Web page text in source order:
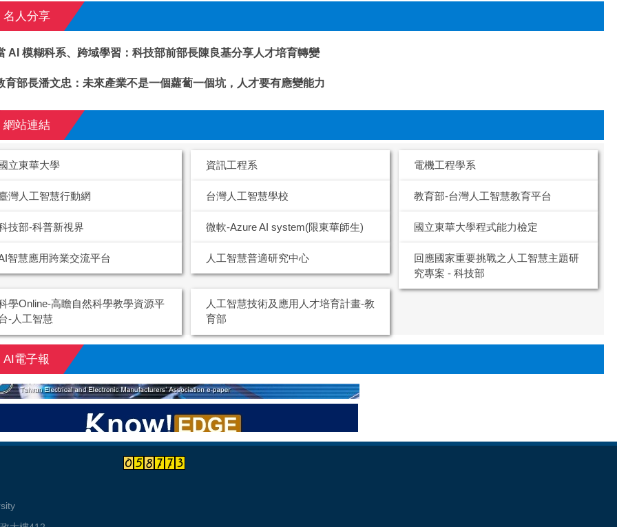
名人分享
AI 模糊科系、跨域學習：科技部前部長陳良基分享人才培育轉變
育部長潘文忠：未來產業不是一個蘿蔔一個坑，人才要有應變能力
網站連結
國立東華大學 資訊工程系 電機工程學系
灣人工智慧行動網 台灣人工智慧學校 教育部-台灣人工智慧教育平台
技部-科普新視界 微軟-Azure AI system(限東華師生) 國立東華大學程式能力檢定
智慧應用跨業交流平台 人工智慧普適研究中心
回應國家重要挑戰之人工智慧主題研
究專案 - 科技部
學Online-高瞻自然科學教學資源平
-人工智慧
人工智慧技術及應用人才培育計畫-教
育部
AI電子報